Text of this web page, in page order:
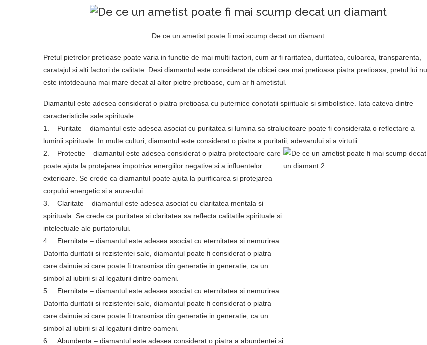
De ce un ametist poate fi mai scump decat un diamant
Pretul pietrelor pretioase poate varia in functie de mai multi factori, cum ar fi raritatea, duritatea, culoarea, transparenta,
caratajul si alti factori de calitate. Desi diamantul este considerat de obicei cea mai pretioasa piatra pretioasa, pretul lui nu
este intotdeauna mai mare decat al altor pietre pretioase, cum ar fi ametistul.
Diamantul este adesea considerat o piatra pretioasa cu puternice conotatii spirituale si simbolistice. Iata cateva dintre
caracteristicile sale spirituale:
1. Puritate – diamantul este adesea asociat cu puritatea si lumina sa stralucitoare poate fi considerata o reflectare a
luminii spirituale. In multe culturi, diamantul este considerat o piatra a puritatii, adevarului si a virtutii.
2. Protectie – diamantul este adesea considerat o piatra protectoare care
poate ajuta la protejarea impotriva energiilor negative si a influentelor
exterioare. Se crede ca diamantul poate ajuta la purificarea si protejarea
corpului energetic si a aura-ului.
3. Claritate – diamantul este adesea asociat cu claritatea mentala si
spirituala. Se crede ca puritatea si claritatea sa reflecta calitatile spirituale si
intelectuale ale purtatorului.
4. Eternitate – diamantul este adesea asociat cu eternitatea si nemurirea.
Datorita duritatii si rezistentei sale, diamantul poate fi considerat o piatra
care dainuie si care poate fi transmisa din generatie in generatie, ca un
simbol al iubirii si al legaturii dintre oameni.
5. Eternitate – diamantul este adesea asociat cu eternitatea si nemurirea.
Datorita duritatii si rezistentei sale, diamantul poate fi considerat o piatra
care dainuie si care poate fi transmisa din generatie in generatie, ca un
simbol al iubirii si al legaturii dintre oameni.
6. Abundenta – diamantul este adesea considerat o piatra a abundentei si